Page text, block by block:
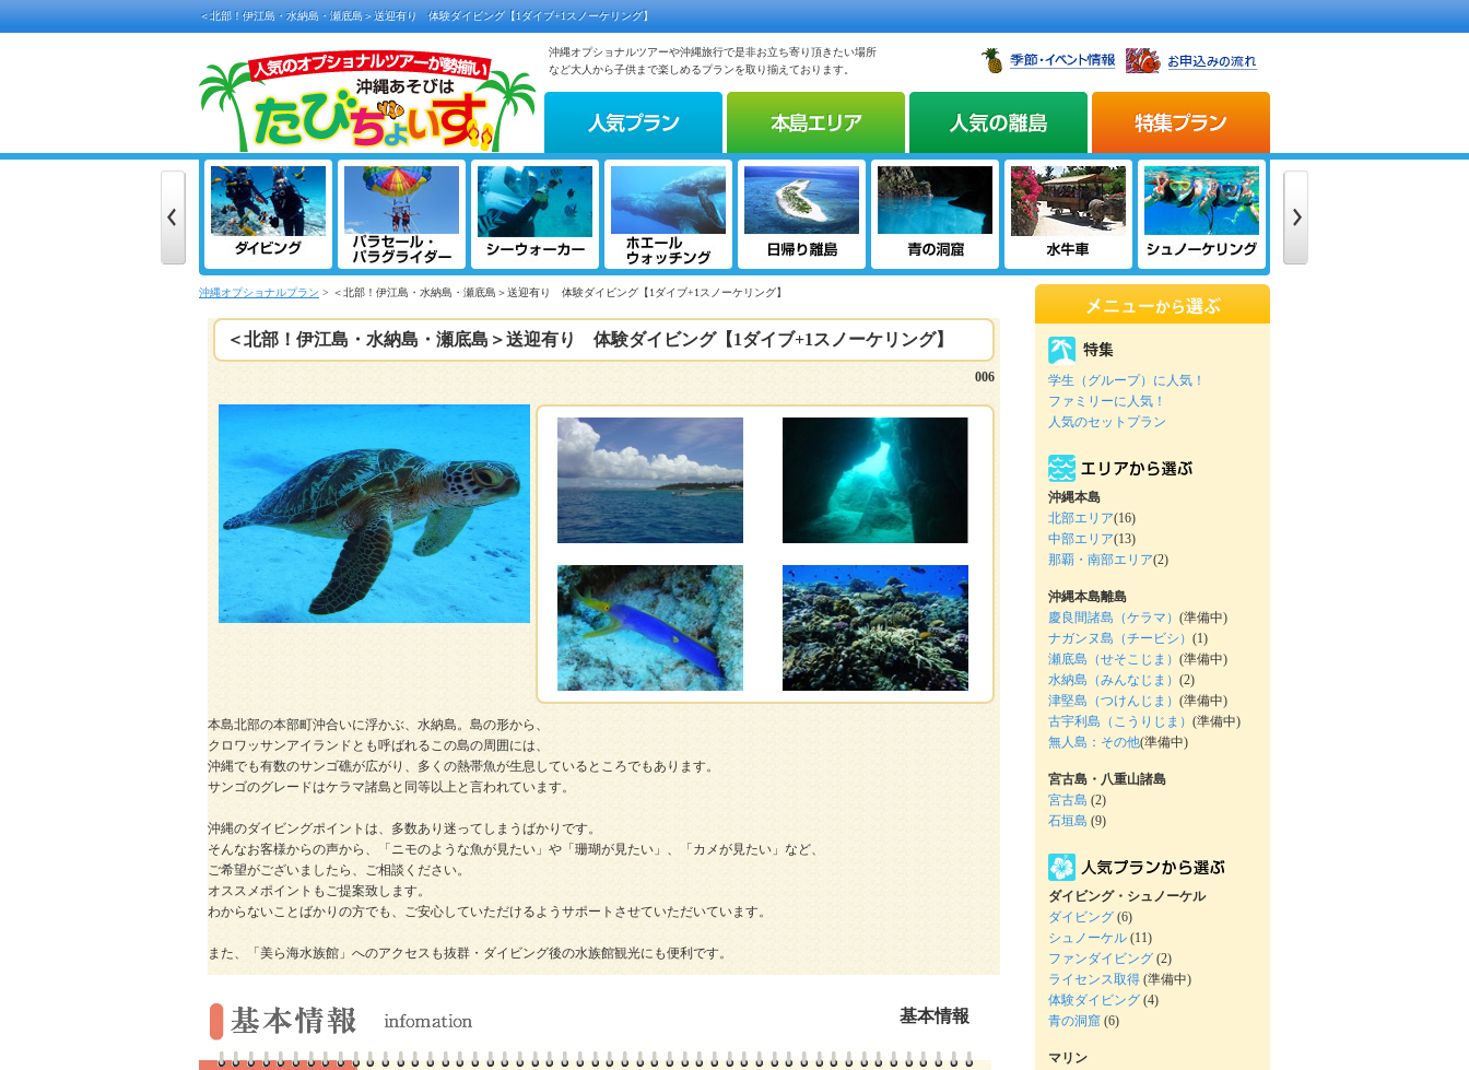
＜北部！伊江島・水納島・瀬底島＞送迎有り 体験ダイビング【1ダイブ+1スノーケリング】
沖縄オプショナルツアーや沖縄旅行で是非お立ち寄り頂きたい場所
など大人から子供まで楽しめるプランを取り揃えております。
沖縄オプショナルプラン > ＜北部！伊江島・水納島・瀬底島＞送迎有り 体験ダイビング【1ダイブ+1スノーケリング】
＜北部！伊江島・水納島・瀬底島＞送迎有り 体験ダイビング【1ダイブ+1スノーケリング】
006
本島北部の本部町沖合いに浮かぶ、水納島。島の形から、
クロワッサンアイランドとも呼ばれるこの島の周囲には、
沖縄でも有数のサンゴ礁が広がり、多くの熱帯魚が生息しているところでもあります。
サンゴのグレードはケラマ諸島と同等以上と言われています。
沖縄のダイビングポイントは、多数あり迷ってしまうばかりです。
そんなお客様からの声から、「ニモのような魚が見たい」や「珊瑚が見たい」、「カメが見たい」など、
ご希望がございましたら、ご相談ください。
オススメポイントもご提案致します。
わからないことばかりの方でも、ご安心していただけるようサポートさせていただいています。
また、「美ら海水族館」へのアクセスも抜群・ダイビング後の水族館観光にも便利です。
基本情報
学生（グループ）に人気！
ファミリーに人気！
人気のセットプラン
沖縄本島
北部エリア(16)
中部エリア(13)
那覇・南部エリア(2)
沖縄本島離島
慶良間諸島（ケラマ） (準備中)
ナガンヌ島（チービシ） (1)
瀬底島（せそこじま） (準備中)
水納島（みんなじま） (2)
津堅島（つけんじま） (準備中)
古宇利島（こうりじま） (準備中)
無人島：その他(準備中)
宮古島・八重山諸島
宮古島 (2)
石垣島 (9)
ダイビング・シュノーケル
ダイビング (6)
シュノーケル (11)
ファンダイビング (2)
ライセンス取得 (準備中)
体験ダイビング (4)
青の洞窟 (6)
マリン